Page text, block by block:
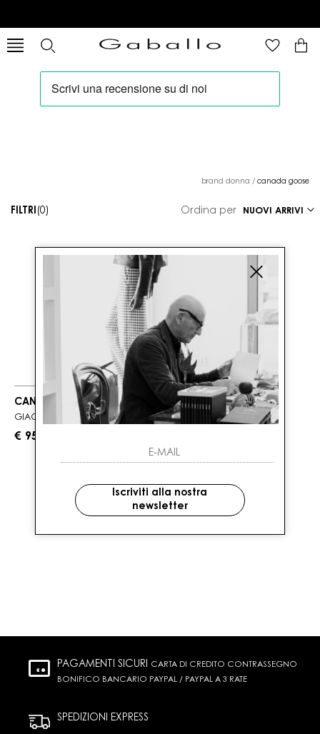
brand donna / canada goose
FILTRI (0) Ordina per
CANADA GOOSE
€ 950.00
DI 1 PRODOTTI
PAGAMENTI SICURI CARTA DI CREDITO CONTRASSEGNO
BONIFICO BANCARIO PAYPAL / PAYPAL A 3 RATE
SPEDIZIONI EXPRESS
Iscriviti alla nostra
newsletter